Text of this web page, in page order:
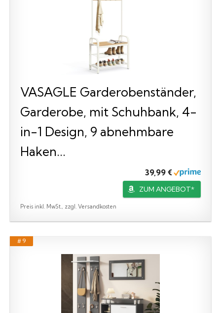
VASAGLE Garderobenständer,
Garderobe, mit Schuhbank, 4-
in-1 Design, 9 abnehmbare
Haken...
39,99 €
ZUM ANGEBOT*
Preis inkl. MwSt., zzgl. Versandkosten
# 9